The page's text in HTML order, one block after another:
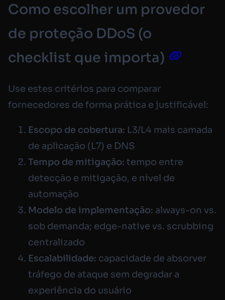
Como escolher um provedor
de proteção DDoS (o
checklist que importa)
Use estes critérios para comparar
fornecedores de forma prática e justificável:
Escopo de cobertura: L3/L4 mais camada
de aplicação (L7) e DNS
Tempo de mitigação: tempo entre
detecção e mitigação, e nível de
automação
Modelo de implementação: always-on vs.
sob demanda; edge-native vs. scrubbing
centralizado
Escalabilidade: capacidade de absorver
tráfego de ataque sem degradar a
experiência do usuário